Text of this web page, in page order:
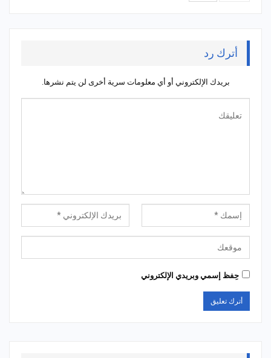
أترك رد
بريدك الإلكتروني أو أي معلومات سرية أخرى لن يتم نشرها.
حِفظ إسمي وبريدي الإلكتروني